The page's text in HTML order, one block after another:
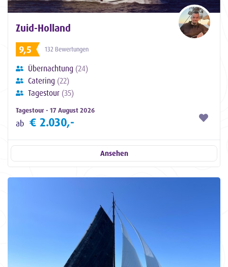
Zuid-Holland
9,5
132 Bewertungen
Übernachtung (24)
Catering (22)
Tagestour (35)
Tagestour - 17 August 2026
ab € 2.030,-
Ansehen